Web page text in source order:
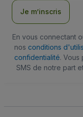
Je m’inscris
En vous connectant
nos conditions
confidentialité.
SMS de notre part